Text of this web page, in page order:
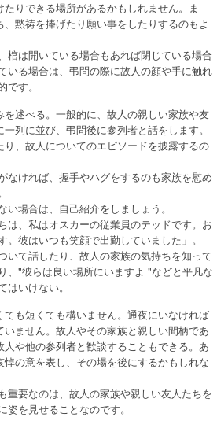
りできる場所があるかもしれません。ま
黙祷を捧げたり願い事をしたりするのもよ
棺は開いている場合もあれば閉じている場合
いる場合は、弔問の際に故人の顔や手に触れ
す。
述べる。一般的に、故人の親しい家族や友
列に並び、弔問後に参列者と話をします。
り、故人についてのエピソードを披露するの
なければ、握手やハグをするのも家族を慰め
い場合は、自己紹介をしましょう。
は、私はオスカーの従業員のテッドです。お
。彼はいつも笑顔で出勤していました」。
いて話したり、故人の家族の気持ちを知って
、"彼らは良い場所にいますよ "などと平凡な
はいけない。
も短くても構いません。通夜にいなければ
ません。故人やその家族と親しい間柄であ
や他の参列者と歓談することもできる。あ
の意を表し、その場を後にするかもしれな
重要なのは、故人の家族や親しい友人たちを
姿を見せることなのです。